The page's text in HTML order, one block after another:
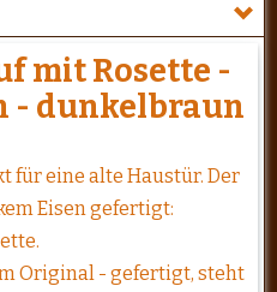
mit Rosette -
- dunkelbraun
für eine alte Haustür. Der
Eisen gefertigt:
Original - gefertigt, steht